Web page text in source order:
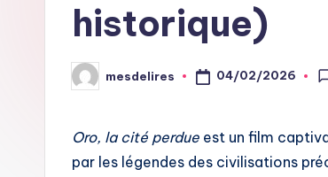
historique)
Posted
by
mesdelires 04/02/2026
Oro, la cité perdue est un film
par les légendes des civilisations